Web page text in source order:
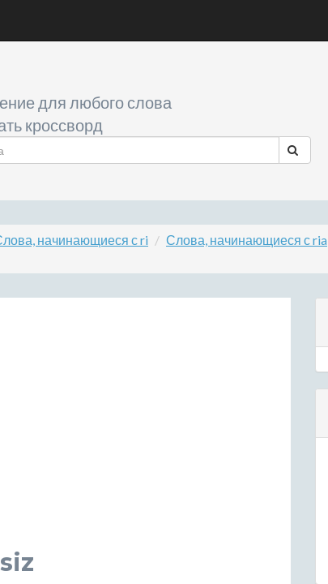
для любого слова
кроссворд
начинающиеся с ri Слова, начинающиеся с ria